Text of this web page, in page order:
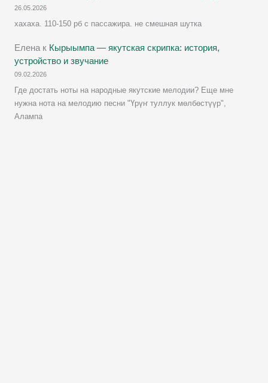
26.05.2026
хахаха. 110-150 рб с пассажира. не смешная шутка
Елена к Кырыымпа — якутская скрипка: история,
устройство и звучание
09.02.2026
Где достать ноты на народные якутские мелодии? Еще мне
нужна нота на мелодию песни "Үрүҥ туллук мөлбөстүүр",
Алампа